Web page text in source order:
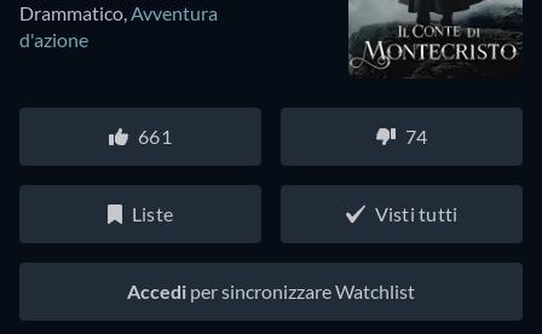
Drammatico,Avventura
d'azione
661 74
Liste Visti tutti
Accedi per sincronizzare Watchlist